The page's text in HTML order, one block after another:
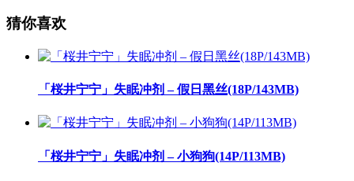
猜你喜欢
「桜井宁宁」失眠冲剂 – 假日黑丝(18P/143MB)
「桜井宁宁」失眠冲剂 – 小狗狗(14P/113MB)